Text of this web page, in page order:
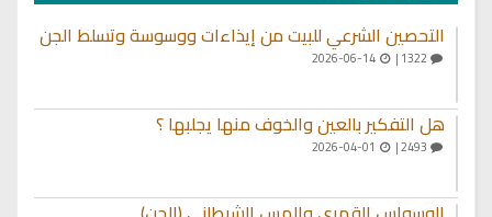
التحصين الشرعي للبيت من إيذاءات ووسوسة وتسلط الجن
2026-06-14
هل التفكير بالعين والخوف منها يجلبها ؟